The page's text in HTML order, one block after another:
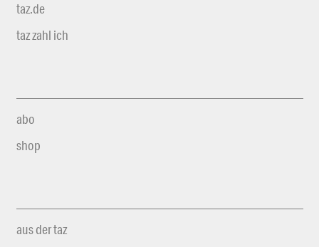
taz.de
taz zahl ich
abo
shop
aus der taz